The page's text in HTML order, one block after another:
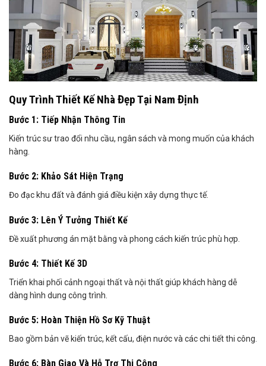
Quy Trình Thiết Kế Nhà Đẹp Tại Nam Định
Bước 1: Tiếp Nhận Thông Tin
Kiến trúc sư trao đổi nhu cầu, ngân sách và mong muốn của khách
hàng.
Bước 2: Khảo Sát Hiện Trạng
Đo đạc khu đất và đánh giá điều kiện xây dựng thực tế.
Bước 3: Lên Ý Tưởng Thiết Kế
Đề xuất phương án mặt bằng và phong cách kiến trúc phù hợp.
Bước 4: Thiết Kế 3D
Triển khai phối cảnh ngoại thất và nội thất giúp khách hàng dễ
dàng hình dung công trình.
Bước 5: Hoàn Thiện Hồ Sơ Kỹ Thuật
Bao gồm bản vẽ kiến trúc, kết cấu, điện nước và các chi tiết thi công.
Bước 6: Bàn Giao Và Hỗ Trợ Thi Công